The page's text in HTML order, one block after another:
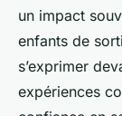
un impact
enfants de
s’exprimer
expériences